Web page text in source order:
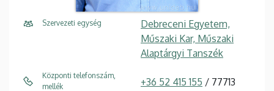
Szervezeti egység
Debreceni Egyetem,
Műszaki Kar, Műszaki
Alaptárgyi Tanszék
Központi telefonszám,
mellék
+36 52 415 155 / 77713